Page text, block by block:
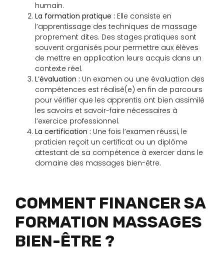
humain.
La formation pratique : Elle consiste en
l’apprentissage des techniques de massage
proprement dites. Des stages pratiques sont
souvent organisés pour permettre aux élèves
de mettre en application leurs acquis dans un
contexte réel.
L’évaluation : Un examen ou une évaluation des
compétences est réalisé(e) en fin de parcours
pour vérifier que les apprentis ont bien assimilé
les savoirs et savoir-faire nécessaires à
l’exercice professionnel.
La certification : Une fois l’examen réussi, le
praticien reçoit un certificat ou un diplôme
attestant de sa compétence à exercer dans le
domaine des massages bien-être.
COMMENT FINANCER SA
FORMATION MASSAGES
BIEN-ÊTRE ?